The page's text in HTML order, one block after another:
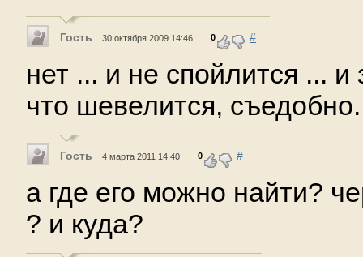
Гость 30 октября 2009 14:46 0 #
нет ... и не спойлится ...
что шевелится, съедобно.
Гость 4 марта 2011 14:40 0 #
а где его можно найти?
? и куда?